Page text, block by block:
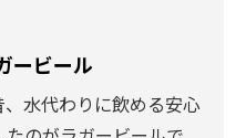
ービール
水代わりに飲める安心